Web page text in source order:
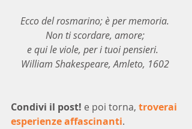
Ecco del rosmarino; è per memoria.
Non ti scordare, amore;
e qui le viole, per i tuoi pensieri.
William Shakespeare, Amleto, 1602
Condivi il post! e poi torna, troverai
esperienze affascinanti.